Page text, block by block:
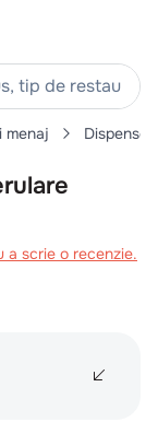
restaurant,
menaj
a scrie o recenzie.